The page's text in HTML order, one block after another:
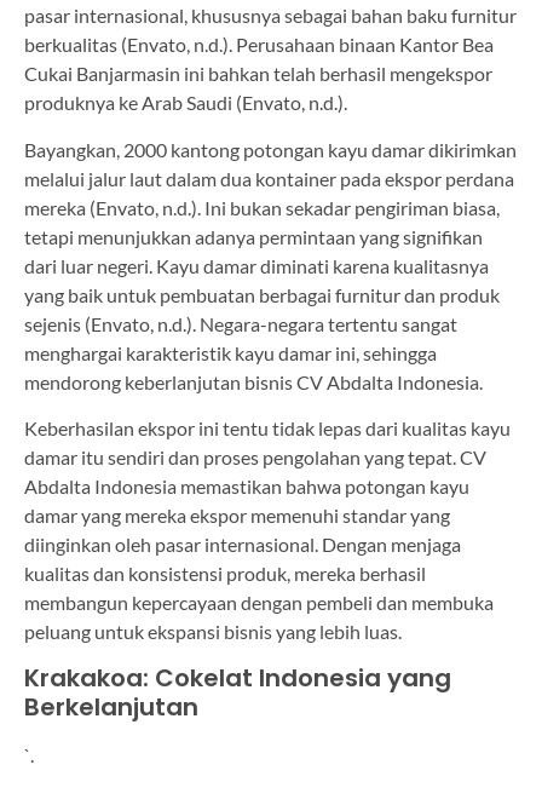
pasar internasional, khususnya sebagai bahan baku furnitur
berkualitas (Envato, n.d.). Perusahaan binaan Kantor Bea
Cukai Banjarmasin ini bahkan telah berhasil mengekspor
produknya ke Arab Saudi (Envato, n.d.).
Bayangkan, 2000 kantong potongan kayu damar dikirimkan
melalui jalur laut dalam dua kontainer pada ekspor perdana
mereka (Envato, n.d.). Ini bukan sekadar pengiriman biasa,
tetapi menunjukkan adanya permintaan yang signifikan
dari luar negeri. Kayu damar diminati karena kualitasnya
yang baik untuk pembuatan berbagai furnitur dan produk
sejenis (Envato, n.d.). Negara-negara tertentu sangat
menghargai karakteristik kayu damar ini, sehingga
mendorong keberlanjutan bisnis CV Abdalta Indonesia.
Keberhasilan ekspor ini tentu tidak lepas dari kualitas kayu
damar itu sendiri dan proses pengolahan yang tepat. CV
Abdalta Indonesia memastikan bahwa potongan kayu
damar yang mereka ekspor memenuhi standar yang
diinginkan oleh pasar internasional. Dengan menjaga
kualitas dan konsistensi produk, mereka berhasil
membangun kepercayaan dengan pembeli dan membuka
peluang untuk ekspansi bisnis yang lebih luas.
Krakakoa: Cokelat Indonesia yang
Berkelanjutan
`.